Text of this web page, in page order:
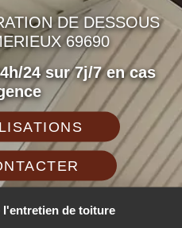
DE DESSOUS
69690
24 sur 7j/7 en cas
l'entretien de toiture